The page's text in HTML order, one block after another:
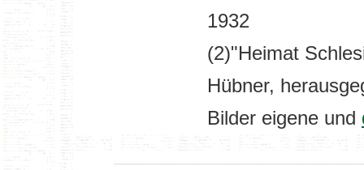
1932
(2)"Heimat
Hübner,
Bilder eigene und